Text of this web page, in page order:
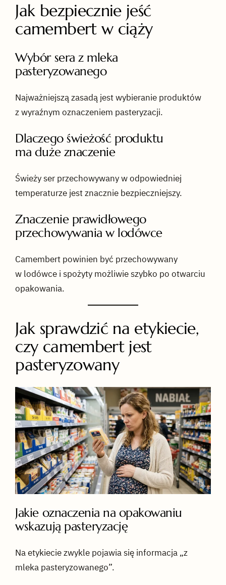
Jak bezpiecznie jeść
camembert w ciąży
Wybór sera z mleka
pasteryzowanego
Najważniejszą zasadą jest wybieranie produktów
z wyraźnym oznaczeniem pasteryzacji.
Dlaczego świeżość produktu
ma duże znaczenie
Świeży ser przechowywany w odpowiedniej
temperaturze jest znacznie bezpieczniejszy.
Znaczenie prawidłowego
przechowywania w lodówce
Camembert powinien być przechowywany
w lodówce i spożyty możliwie szybko po otwarciu
opakowania.
Jak sprawdzić na etykiecie,
czy camembert jest
pasteryzowany
Jakie oznaczenia na opakowaniu
wskazują pasteryzację
Na etykiecie zwykle pojawia się informacja „z
mleka pasteryzowanego”.